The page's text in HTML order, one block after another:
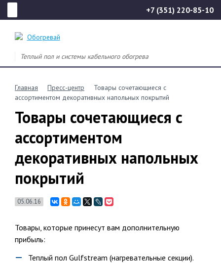
+7 (351) 220-85-10
Теплый пол и системы кабельного обогрева
Главная Пресс-центр
Товары сочетающиеся с
ассортиментом декоративных напольных покрытий
Товары сочетающиеся с
ассортиментом
декоративных напольных
покрытий
05.06.16
Товары, которые принесут вам дополнительную
прибыль:
Теплый пол Gulfstream (нагревательные секции).